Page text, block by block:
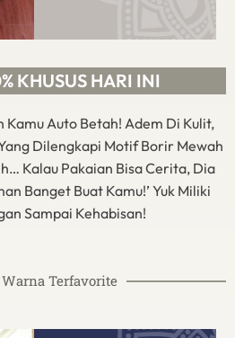
KHUSUS HARI INI
Kamu Auto Betah! Adem Di Kulit,
Dilengkapi Motif Borir Mewah
Kalau Pakaian Bisa Cerita, Dia
Banget Buat Kamu!’ Yuk Miliki
Sampai Kehabisan!
Terfavorite